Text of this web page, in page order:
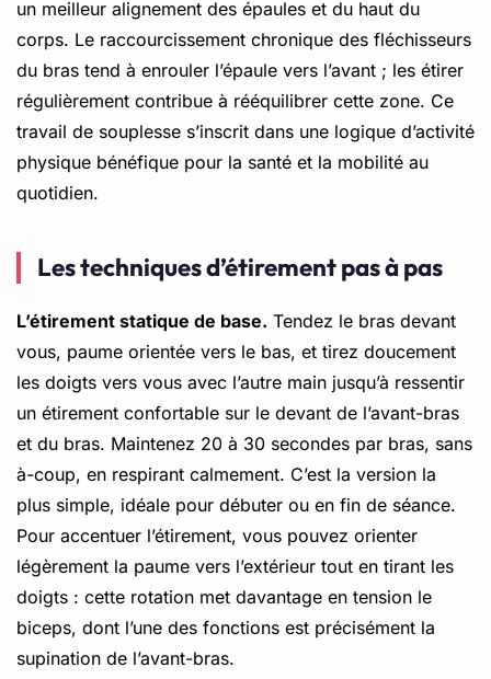
un meilleur alignement des épaules et du haut du
corps. Le raccourcissement chronique des fléchisseurs
du bras tend à enrouler l’épaule vers l’avant ; les étirer
régulièrement contribue à rééquilibrer cette zone. Ce
travail de souplesse s’inscrit dans une logique d’activité
physique bénéfique pour la santé et la mobilité au
quotidien.
Les techniques d’étirement pas à pas
L’étirement statique de base. Tendez le bras devant
vous, paume orientée vers le bas, et tirez doucement
les doigts vers vous avec l’autre main jusqu’à ressentir
un étirement confortable sur le devant de l’avant-bras
et du bras. Maintenez 20 à 30 secondes par bras, sans
à-coup, en respirant calmement. C’est la version la
plus simple, idéale pour débuter ou en fin de séance.
Pour accentuer l’étirement, vous pouvez orienter
légèrement la paume vers l’extérieur tout en tirant les
doigts : cette rotation met davantage en tension le
biceps, dont l’une des fonctions est précisément la
supination de l’avant-bras.